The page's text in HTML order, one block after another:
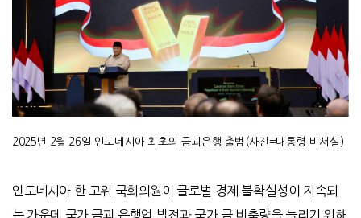
2025년 2월 26일 인도네시아 최초의 금괴은행 출범(사진=대통령 비서실)
인도네시아 한 고위 국회의원이 글로벌 경제 불확실성이 지속되
는 가운데 국가 금괴 은행업 발전과 국가 금 비축량을 늘리기 위해